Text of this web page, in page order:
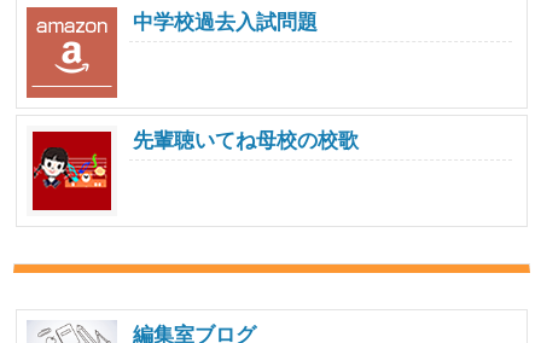
中学校過去入試問題
先輩聴いてね母校の校歌
編集室ブログ